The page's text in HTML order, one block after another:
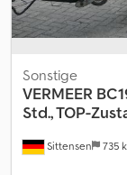
Sittensen 735
Sonstige
VERMEER
Std., TOP-